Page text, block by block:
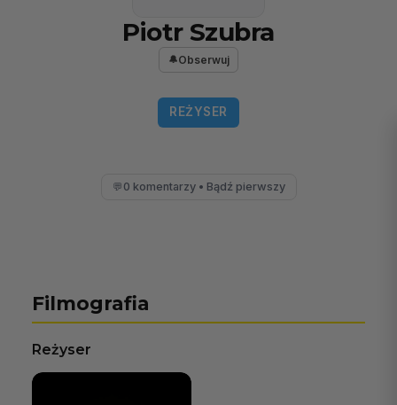
Piotr Szubra
🔔Obserwuj
REŻYSER
💬 0 komentarzy • Bądź pierwszy
Filmografia
Reżyser